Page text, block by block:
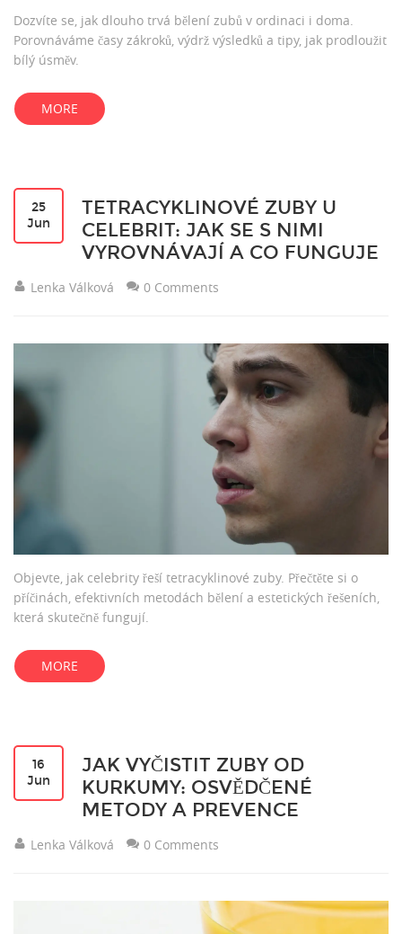
Dozvíte se, jak dlouho trvá bělení zubů v ordinaci i doma.
Porovnáváme časy zákroků, výdrž výsledků a tipy, jak prodloužit
bílý úsměv.
MORE
25
Jun
TETRACYKLINOVÉ ZUBY U
CELEBRIT: JAK SE S NIMI
VYROVNÁVAJÍ A CO FUNGUJE
Lenka Válková 0 Comments
Objevte, jak celebrity řeší tetracyklinové zuby. Přečtěte si o
příčinách, efektivních metodách bělení a estetických řešeních,
která skutečně fungují.
MORE
16
Jun
JAK VYČISTIT ZUBY OD
KURKUMY: OSVĚDČENÉ
METODY A PREVENCE
Lenka Válková 0 Comments